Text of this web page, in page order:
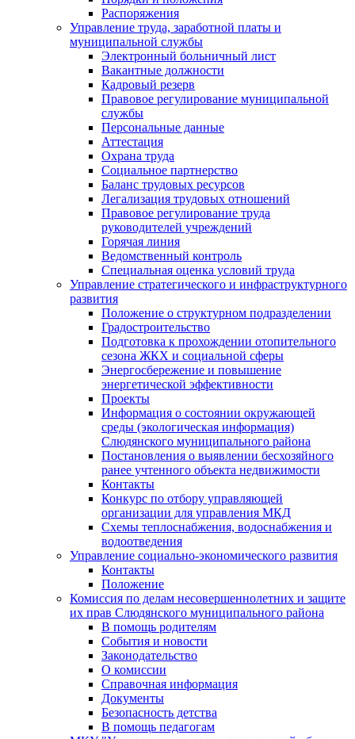
Распоряжения
Управление труда, заработной платы и
муниципальной службы
Электронный больничный лист
Вакантные должности
Кадровый резерв
Правовое регулирование муниципальной
службы
Персональные данные
Аттестация
Охрана труда
Социальное партнерство
Баланс трудовых ресурсов
Легализация трудовых отношений
Правовое регулирование труда
руководителей учреждений
Горячая линия
Ведомственный контроль
Специальная оценка условий труда
Управление стратегического и инфраструктурного
развития
Положение о структурном подразделении
Градостроительство
Подготовка к прохождении отопительного
сезона ЖКХ и социальной сферы
Энергосбережение и повышение
энергетической эффективности
Проекты
Информация о состоянии окружающей
среды (экологическая информация)
Слюдянского муниципального района
Постановления о выявлении бесхозяйного
ранее учтенного объекта недвижимости
Контакты
Конкурс по отбору управляющей
организации для управления МКД
Схемы теплоснабжения, водоснабжения и
водоотведения
Управление социально-экономического развития
Контакты
Положение
Комиссия по делам несовершеннолетних и защите
их прав Слюдянского муниципального района
В помощь родителям
События и новости
Законодательство
О комиссии
Справочная информация
Документы
Безопасность детства
В помощь педагогам